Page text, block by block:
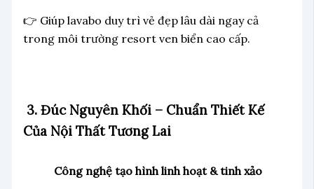
👉 Giúp lavabo duy trì vẻ đẹp lâu dài ngay cả
trong môi trường resort ven biển cao cấp.
3. Đúc Nguyên Khối – Chuẩn Thiết Kế
Của Nội Thất Tương Lai
Công nghệ tạo hình linh hoạt & tinh xảo